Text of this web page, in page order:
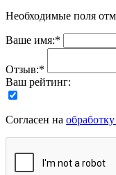
Необходимые поля
Ваше имя:*
Отзыв:*
Ваш рейтинг:
Согласен на